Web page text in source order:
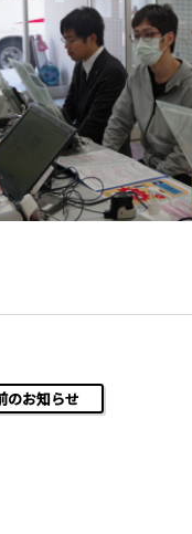
のお知らせ